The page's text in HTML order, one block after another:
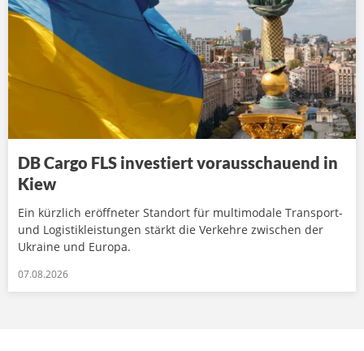
DB Cargo FLS investiert vorausschauend in
Kiew
Ein kürzlich eröffneter Standort für multimodale Transport-
und Logistikleistungen stärkt die Verkehre zwischen der
Ukraine und Europa.
07.08.2026